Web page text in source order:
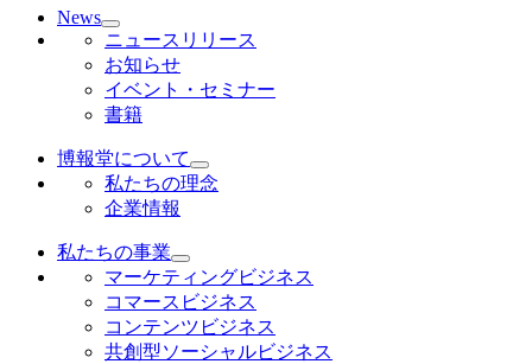
News
ニュースリリース
お知らせ
イベント・セミナー
書籍
博報堂について
私たちの理念
企業情報
私たちの事業
マーケティングビジネス
コマースビジネス
コンテンツビジネス
共創型ソーシャルビジネス